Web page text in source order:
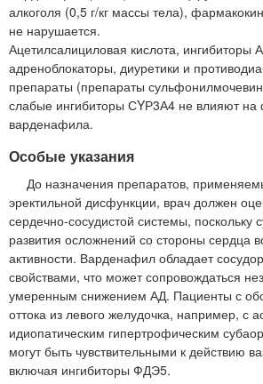
алкоголя (0,5 г/кг массы тела),
не нарушается.
Ацетилсалициловая кислота, ингибиторы
адреноблокаторы, диуретики и
препараты (препараты
слабые ингибиторы СYР3А4 не влияют на
варденафила.
Особые указания
До назначения препаратов,
эректильной дисфункции, врач должен
сердечно-сосудистой системы, поскольку
развития осложнений со стороны сердца
активности. Варденафил обладает
свойствами, что может сопровождаться
умеренным снижением АД. Пациенты с
оттока из левого желудочка, например, с
идиопатическим гипертрофическим
могут быть чувствительными к действию
включая ингибиторы ФДЭ5.